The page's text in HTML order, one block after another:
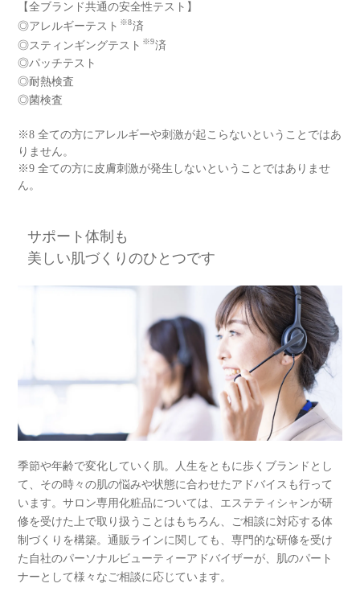
【全ブランド共通の安全性テスト】
◎アレルギーテスト ※8済
◎スティンギングテスト ※9済
◎パッチテスト
◎耐熱検査
◎菌検査
※8 全ての方にアレルギーや刺激が起こらないということではあ
りません。
※9 全ての方に皮膚刺激が発生しないということではありませ
ん。
サポート体制も
美しい肌づくりのひとつです
季節や年齢で変化していく肌。人生をともに歩くブランドとし
て、その時々の肌の悩みや状態に合わせたアドバイスも行って
います。サロン専用化粧品については、エステティシャンが研
修を受けた上で取り扱うことはもちろん、ご相談に対応する体
制づくりを構築。通販ラインに関しても、専門的な研修を受け
た自社のパーソナルビューティーアドバイザーが、肌のパート
ナーとして様々なご相談に応じています。